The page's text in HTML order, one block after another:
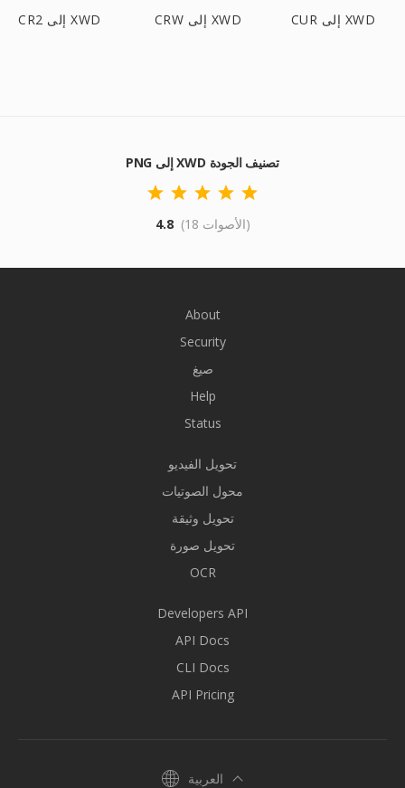
CR2 إلى XWD CRW إلى XWD CUR إلى XWD
PNG إلى XWD تصنيف الجودة
4.8 (18 الأصوات)
About
Security
صيغ
Help
Status
تحويل الفيديو
محول الصوتيات
تحويل وثيقة
تحويل صورة
OCR
Developers API
API Docs
CLI Docs
API Pricing
العربية